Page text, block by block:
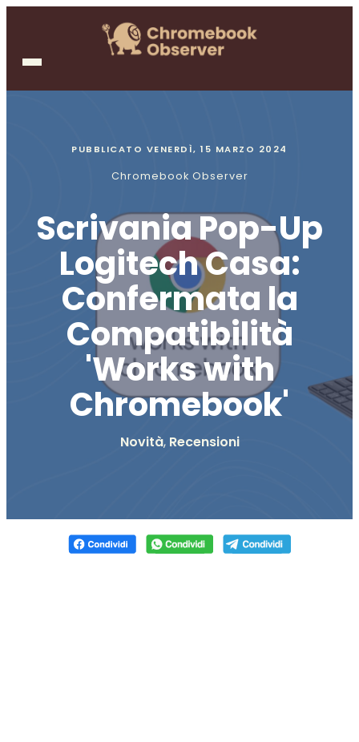
PUBBLICATO VENERDÌ, 15 MARZO 2024
Chromebook Observer
Scrivania Pop-Up
Logitech Casa:
Confermata la
Compatibilità
'Works with
Chromebook'
Novità, Recensioni